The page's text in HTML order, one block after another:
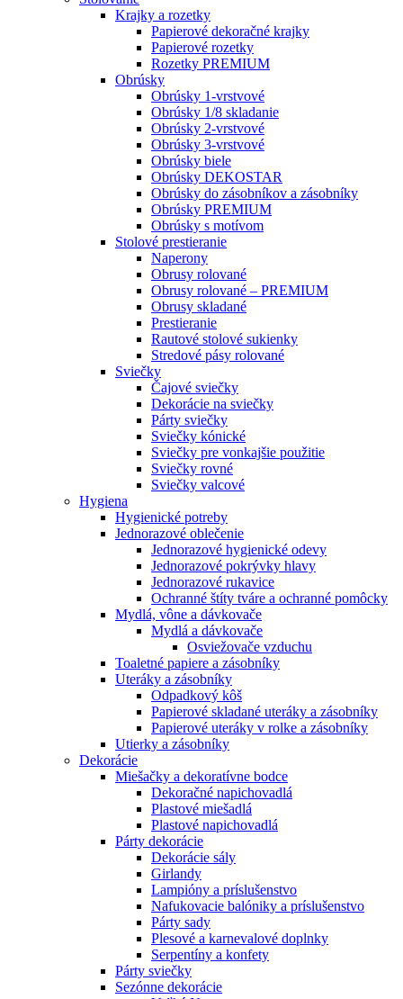
Krajky a rozetky
Papierové dekoračné krajky
Papierové rozetky
Rozetky PREMIUM
Obrúsky
Obrúsky 1-vrstvové
Obrúsky 1/8 skladanie
Obrúsky 2-vrstvové
Obrúsky 3-vrstvové
Obrúsky biele
Obrúsky DEKOSTAR
Obrúsky do zásobníkov a zásobníky
Obrúsky PREMIUM
Obrúsky s motívom
Stolové prestieranie
Naperony
Obrusy rolované
Obrusy rolované – PREMIUM
Obrusy skladané
Prestieranie
Rautové stolové sukienky
Stredové pásy rolované
Sviečky
Čajové sviečky
Dekorácie na sviečky
Párty sviečky
Sviečky kónické
Sviečky pre vonkajšie použitie
Sviečky rovné
Sviečky valcové
Hygiena
Hygienické potreby
Jednorazové oblečenie
Jednorazové hygienické odevy
Jednorazové pokrývky hlavy
Jednorazové rukavice
Ochranné štíty tváre a ochranné pomôcky
Mydlá, vône a dávkovače
Mydlá a dávkovače
Osviežovače vzduchu
Toaletné papiere a zásobníky
Uteráky a zásobníky
Odpadkový kôš
Papierové skladané uteráky a zásobníky
Papierové uteráky v rolke a zásobníky
Utierky a zásobníky
Dekorácie
Miešačky a dekoratívne bodce
Dekoračné napichovadlá
Plastové miešadlá
Plastové napichovadlá
Párty dekorácie
Dekorácie sály
Girlandy
Lampióny a príslušenstvo
Nafukovacie balóniky a príslušenstvo
Párty sady
Plesové a karnevalové doplnky
Serpentíny a konfety
Párty sviečky
Sezónne dekorácie